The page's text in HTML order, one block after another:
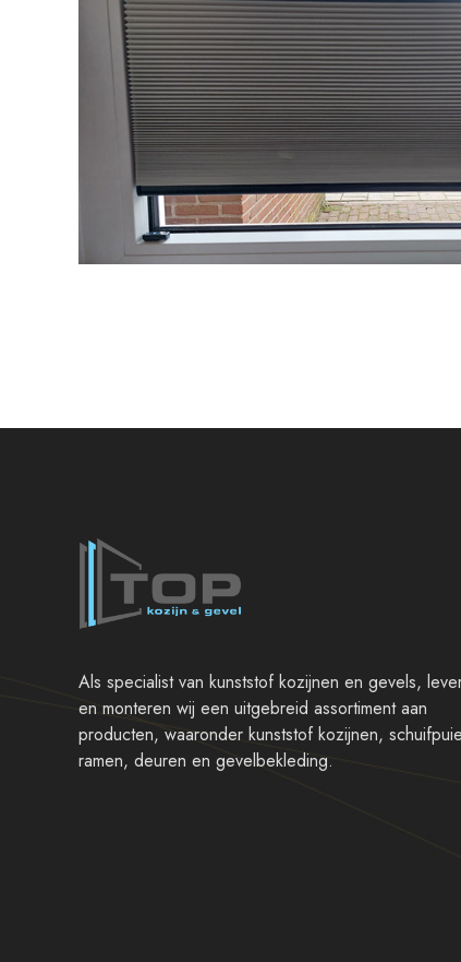
Als specialist van kunststof kozijnen en gevels,
en monteren wij een uitgebreid assortiment aan
producten, waaronder kunststof kozijnen,
ramen, deuren en gevelbekleding.